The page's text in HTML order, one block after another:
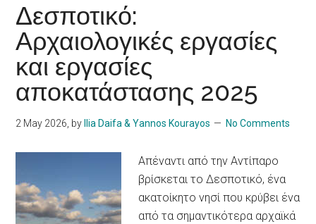
Δεσποτικό:
Αρχαιολογικές εργασίες
και εργασίες
αποκατάστασης 2025
2 May 2026, by Ilia Daifa & Yannos Kourayos No Comments
Απέναντι από την Αντίπαρο
βρίσκεται το Δεσποτικό, ένα
ακατοίκητο νησί που κρύβει ένα
από τα σημαντικότερα αρχαϊκά